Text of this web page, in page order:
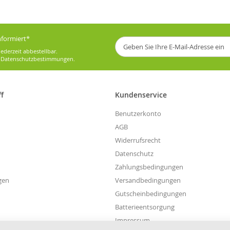
abbestellbar.
Datenschutzbestimmungen.
Melden
Sie
sich
für
an:
Kundenservice
Benutzerkonto
AGB
Widerrufsrecht
Datenschutz
Zahlungsbedingungen
Versandbedingungen
Gutscheinbedingungen
Batterieentsorgung
Impressum